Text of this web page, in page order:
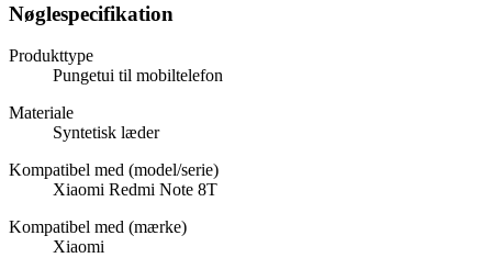
Nøglespecifikation
Produkttype
Pungetui til mobiltelefon
Materiale
Syntetisk læder
Kompatibel med (model/serie)
Xiaomi Redmi Note 8T
Kompatibel med (mærke)
Xiaomi